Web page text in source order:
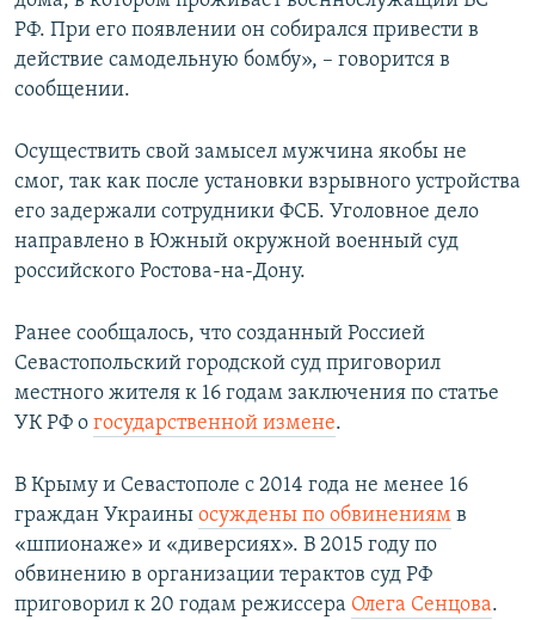
РФ. При его появлении он собирался привести в
действие самодельную бомбу», – говорится в
сообщении.
Осуществить свой замысел мужчина якобы не
смог, так как после установки взрывного устройства
его задержали сотрудники ФСБ. Уголовное дело
направлено в Южный окружной военный суд
российского Ростова-на-Дону.
Ранее сообщалось, что созданный Россией
Севастопольский городской суд приговорил
местного жителя к 16 годам заключения по статье
УК РФ о государственной измене.
В Крыму и Севастополе с 2014 года не менее 16
граждан Украины осуждены по обвинениям в
«шпионаже» и «диверсиях». В 2015 году по
обвинению в организации терактов суд РФ
приговорил к 20 годам режиссера Олега Сенцова.